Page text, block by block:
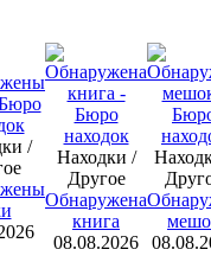
/
Находки /
Другое
Обнаружена
книга
08.08.2026